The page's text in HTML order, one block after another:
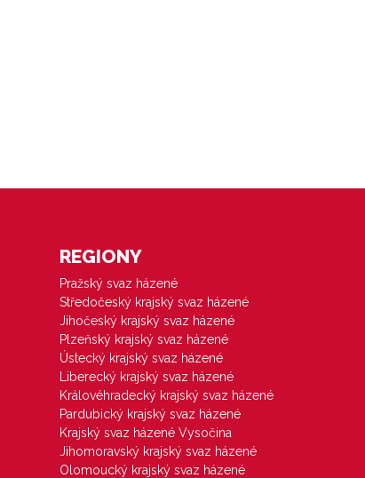
REGIONY
Pražský svaz házené
Středočeský krajský svaz házené
Jihočeský krajský svaz házené
Plzeňský krajský svaz házené
Ústecký krajský svaz házené
Liberecký krajský svaz házené
Královéhradecký krajský svaz házené
Pardubický krajský svaz házené
Krajský svaz házené Vysočina
Jihomoravský krajský svaz házené
Olomoucký krajský svaz házené